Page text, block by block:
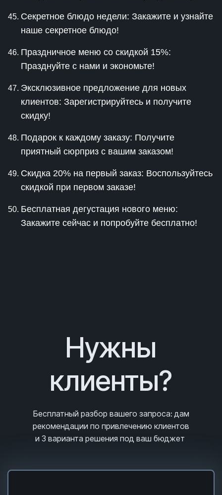
Секретное блюдо недели: Закажите и узнайте
наше секретное блюдо!
Праздничное меню со скидкой 15%:
Празднуйте с нами и экономьте!
Эксклюзивное предложение для новых
клиентов: Зарегистрируйтесь и получите
скидку!
Подарок к каждому заказу: Получите
приятный сюрприз с вашим заказом!
Скидка 20% на первый заказ: Воспользуйтесь
скидкой при первом заказе!
Бесплатная дегустация нового меню:
Закажите сейчас и попробуйте бесплатно!
Нужны
клиенты?
Бесплатный разбор вашего запроса: дам
рекомендации по привлечению клиентов
и 3 варианта решения под ваш бюджет